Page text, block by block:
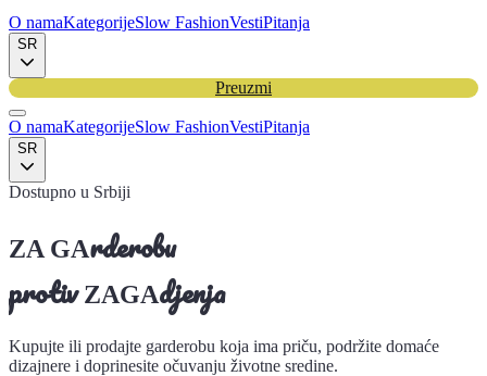
O namaKategorijeSlow FashionVestiPitanja
SR
Preuzmi
O namaKategorijeSlow FashionVestiPitanja
SR
Dostupno u Srbiji
ZA GArderobu
protiv ZAGAdjenja
Kupujte ili prodajte garderobu koja ima priču, podržite domaće
dizajnere i doprinesite očuvanju životne sredine.